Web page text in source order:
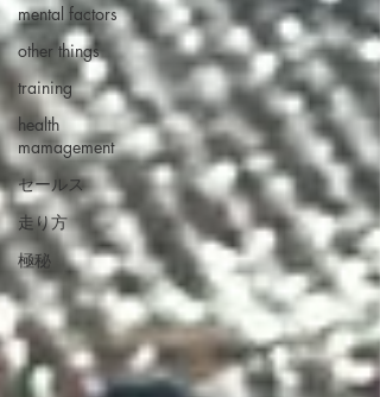
mental factors
other things
training
health
mamagement
セールス
走り方
極秘